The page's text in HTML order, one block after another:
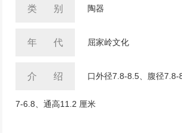
类 别 陶器
年 代 屈家岭文化
介 绍 口外径7.8-8.5、腹径7.8-
7-6.8、通高11.2 厘米